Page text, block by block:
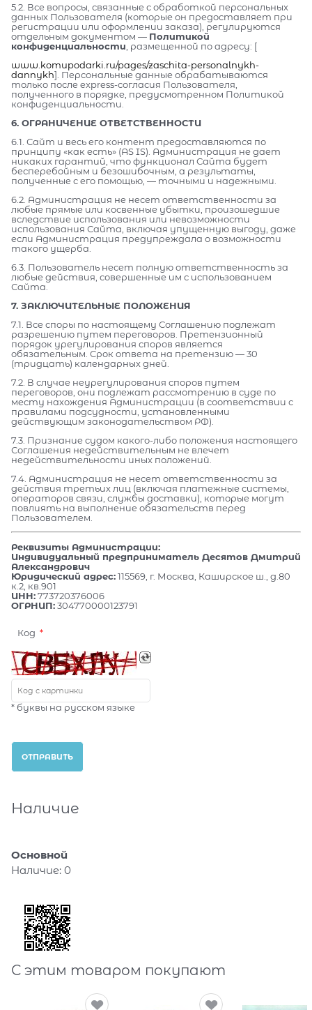
5.2. Все вопросы, связанные с обработкой персональных
данных Пользователя (которые он предоставляет при
регистрации или оформлении заказа), регулируются
отдельным документом — Политикой
конфиденциальности , размещенной по адресу: [
www.komupodarki.ru/pages/zaschita-personalnykh-
dannykh]. Персональные данные обрабатываются
только после express-согласия Пользователя,
полученного в порядке, предусмотренном Политикой
конфиденциальности.
6. ОГРАНИЧЕНИЕ ОТВЕТСТВЕННОСТИ
6.1. Сайт и весь его контент предоставляются по
принципу «как есть» (AS IS). Администрация не дает
никаких гарантий, что функционал Сайта будет
бесперебойным и безошибочным, а результаты,
полученные с его помощью, — точными и надежными.
6.2. Администрация не несет ответственности за
любые прямые или косвенные убытки, произошедшие
вследствие использования или невозможности
использования Сайта, включая упущенную выгоду, даже
если Администрация предупреждала о возможности
такого ущерба.
6.3. Пользователь несет полную ответственность за
любые действия, совершенные им с использованием
Сайта.
7. ЗАКЛЮЧИТЕЛЬНЫЕ ПОЛОЖЕНИЯ
7.1. Все споры по настоящему Соглашению подлежат
разрешению путем переговоров. Претензионный
порядок урегулирования споров является
обязательным. Срок ответа на претензию — 30
(тридцать) календарных дней.
7.2. В случае неурегулирования споров путем
переговоров, они подлежат рассмотрению в суде по
месту нахождения Администрации (в соответствии с
правилами подсудности, установленными
действующим законодательством РФ).
7.3. Признание судом какого-либо положения настоящего
Соглашения недействительным не влечет
недействительности иных положений.
7.4. Администрация не несет ответственности за
действия третьих лиц (включая платежные системы,
операторов связи, службы доставки), которые могут
повлиять на выполнение обязательств перед
Пользователем.
Реквизиты Администрации:
Индивидуальный предприниматель Десятов Дмитрий
Александрович
Юридический адрес:115569, г. Москва, Каширское ш., д.80
к.2, кв.901
ИНН:773720376006
ОГРНИП:304770000123791
Код
* буквы на русском языке
Наличие
Основной
Наличие: 0
С этим товаром покупают